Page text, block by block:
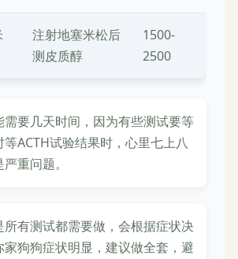
注射地塞米松后
测皮质醇
1500-
2500
需要几天时间，因为有些测试要等
ACTH试验结果时，心里七上八
重问题。
所有测试都需要做，会根据症状决
家狗狗症状明显，建议做全套，避